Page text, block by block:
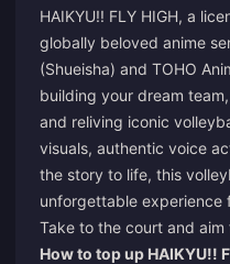
HAIKYU!! FLY HIGH, a
globally beloved anime
(Shueisha) and TOHO
building your dream
and reliving iconic
visuals, authentic voice
the story to life, this
unforgettable experience
Take to the court and
How to top up HAIKYU!!